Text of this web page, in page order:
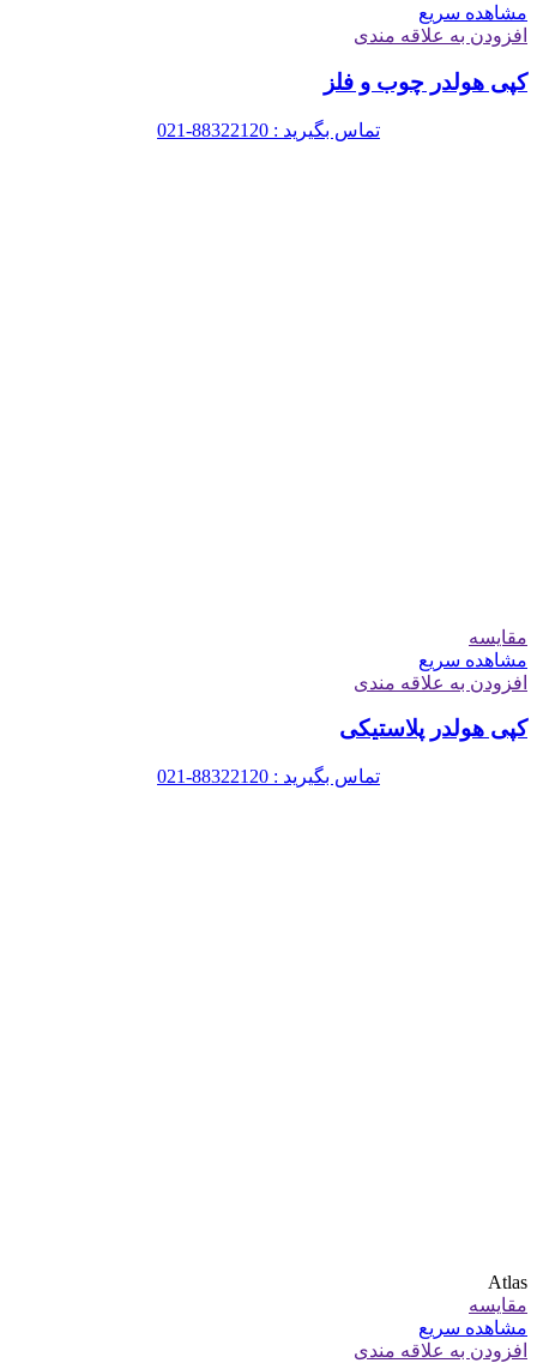
مشاهده سریع
افزودن به علاقه مندی
کپی هولدر چوب و فلز
تماس بگیرید : 88322120-021
مقایسه
مشاهده سریع
افزودن به علاقه مندی
کپی هولدر پلاستیکی
تماس بگیرید : 88322120-021
Atlas
مقایسه
مشاهده سریع
افزودن به علاقه مندی